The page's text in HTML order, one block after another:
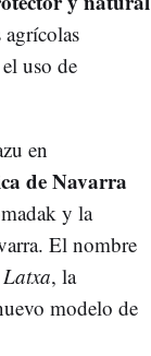
uso de
en
de Navarra
y la
El nombre
Latxa, la
modelo de